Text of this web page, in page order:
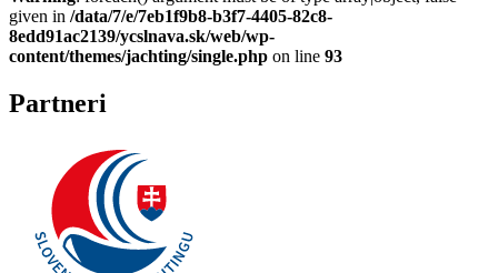
given in /data/7/e/7eb1f9b8-b3f7-4405-82c8-
8edd91ac2139/ycslnava.sk/web/wp-
content/themes/jachting/single.php on line 93
Partneri